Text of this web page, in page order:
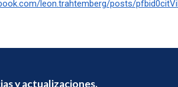
leon.trahtemberg/posts/
y actualizaciones.